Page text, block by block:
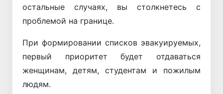
остальные случаях, вы столкнетесь с
проблемой на границе.
При формировании списков эвакуируемых,
первый приоритет будет отдаваться
женщинам, детям, студентам и пожилым
людям.